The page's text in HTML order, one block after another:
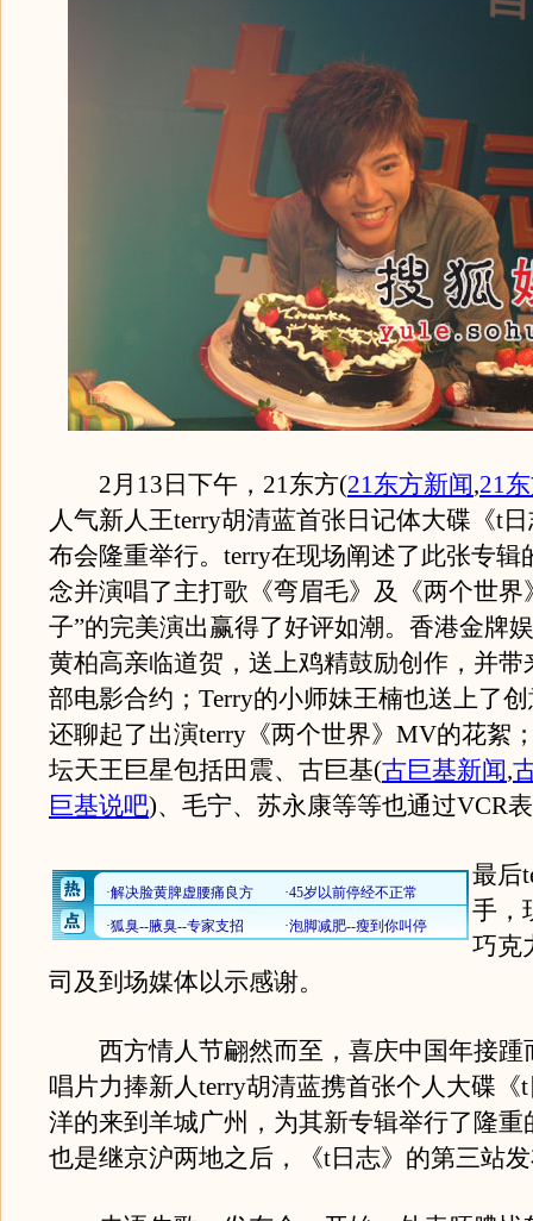
2月13日下午，21东方(21东方新闻,21
人气新人王terry胡清蓝首张日记体大碟《t
布会隆重举行。terry在现场阐述了此张专辑
念并演唱了主打歌《弯眉毛》及《两个世界
子”的完美演出赢得了好评如潮。香港金牌
黄柏高亲临道贺，送上鸡精鼓励创作，并带
部电影合约；Terry的小师妹王楠也送上了
还聊起了出演terry《两个世界》MV的花絮
坛天王巨星包括田震、古巨基(古巨基新闻,
巨基说吧)、毛宁、苏永康等等也通过VCR
最后
手，
巧克
司及到场媒体以示感谢。
西方情人节翩然而至，喜庆中国年接踵
唱片力捧新人terry胡清蓝携首张个人大碟《
洋的来到羊城广州，为其新专辑举行了隆重
也是继京沪两地之后，《t日志》的第三站